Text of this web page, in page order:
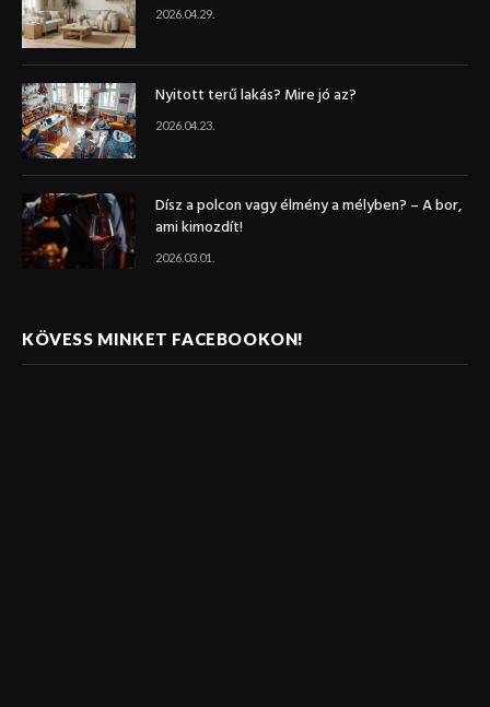
2026.04.29.
Nyitott terű lakás? Mire jó az?
2026.04.23.
Dísz a polcon vagy élmény a mélyben? – A bor,
ami kimozdít!
2026.03.01.
KÖVESS MINKET FACEBOOKON!